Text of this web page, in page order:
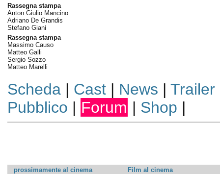
Rassegna stampa
Anton Giulio Mancino
Adriano De Grandis
Stefano Giani
Rassegna stampa
Massimo Causo
Matteo Galli
Sergio Sozzo
Matteo Marelli
Scheda| Cast| News | Trailer
Pubblico | Forum | Shop |
prossimamente al cinema
Film al cinema